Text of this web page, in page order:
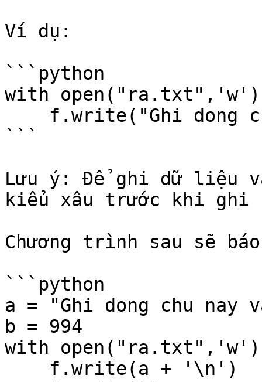
Ví dụ:
```python
with
```
Lưu ý: Để ghi dữ liệu
kiểu xâu trước khi
Chương trình sau sẽ
```python
a = "Ghi dong chu
b = 994
with